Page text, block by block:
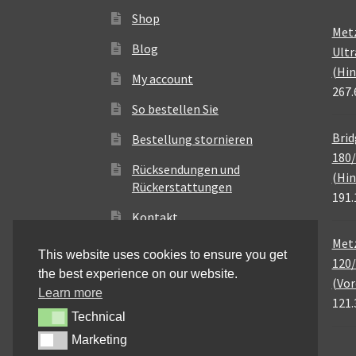
Shop
Blog
My account
So bestellen Sie
Bestellung stornieren
Rücksendungen und
Rückerstattungen
Kontakt
This website uses cookies to ensure you get
the best experience on our website.
Learn more
TechnicalTechnical
MarketingMarketing